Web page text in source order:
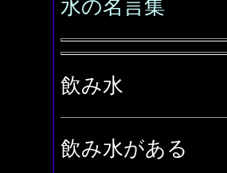
水の名言集
飲み水
飲み水がある